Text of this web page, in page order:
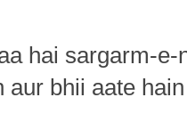
hai sargarm-e-
aur bhii aate